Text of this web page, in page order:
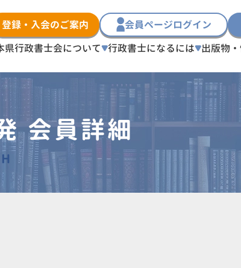
登録・入会のご案内 会員ページログイン
県行政書士会について 行政書士になるには 出版物
会員詳細